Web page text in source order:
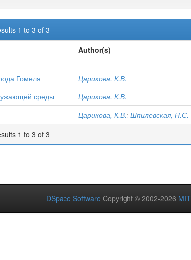
1 to 3 of 3
Author(s)
Гомеля
Царикова, К.В.
среды
Царикова, К.В.
Царикова, К.В.; Шпилевская, Н.С.
1 to 3 of 3
DSpace Software Copyright © 2002-2026 MIT